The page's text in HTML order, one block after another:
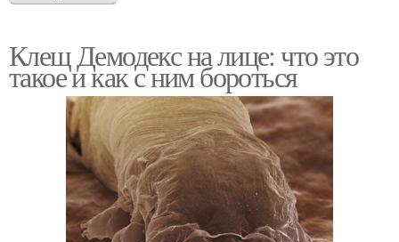
Клещ Демодекс на лице: что это
такое и как с ним бороться